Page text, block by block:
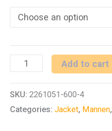
PRINTER
JACKET
quantity
Add to cart
SKU: 2261051-600-4
Categories: Jacket, Mannen,